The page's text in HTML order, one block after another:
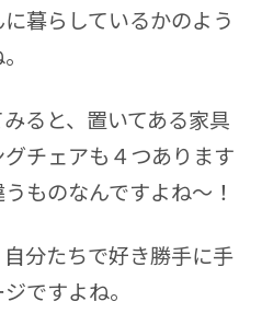
暮らしているかのよう
ると、置いてある家具
チェアも４つあります
ものなんですよね～！
分たちで好き勝手に手
ですよね。